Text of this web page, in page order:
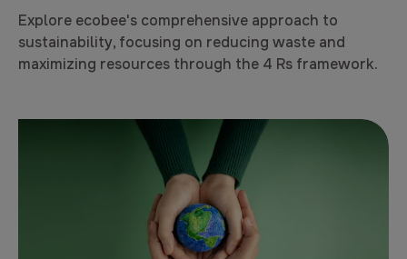
Explore ecobee's comprehensive approach to
sustainability, focusing on reducing waste and
maximizing resources through the 4 Rs framework.